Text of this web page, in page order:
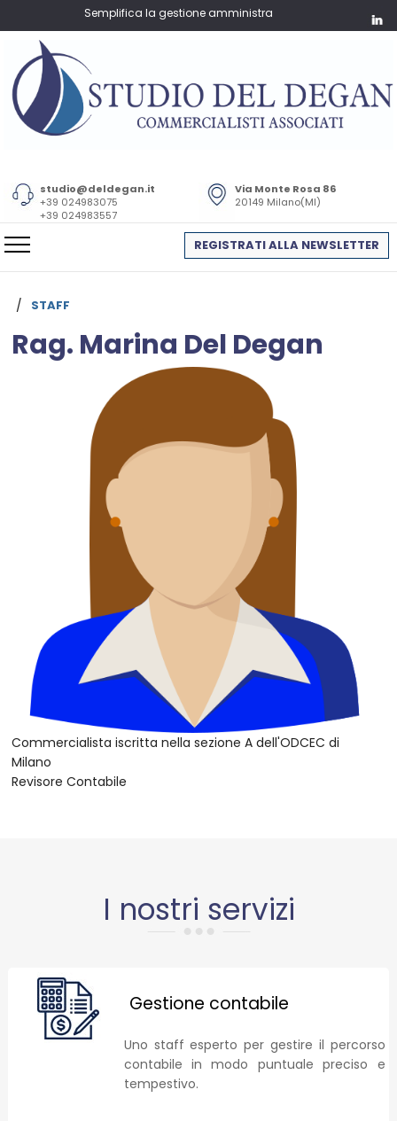
Semplifica la gestione amministrativa e fiscale della tua
Via Monte Rosa 86
20149 Milano(MI)
studio@deldegan.it
+39 024983075
+39 024983557
REGISTRATI ALLA NEWSLETTER
/ STAFF
Rag. Marina Del Degan
Commercialista iscritta nella sezione A dell'ODCEC di
Milano
Revisore Contabile
I nostri servizi
Gestione contabile
Uno staff esperto per gestire il percorso
contabile in modo puntuale preciso e
tempestivo.